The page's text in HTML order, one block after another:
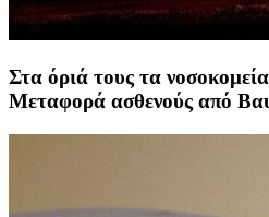
Στα όριά τους τα
Μεταφορά ασθενούς από